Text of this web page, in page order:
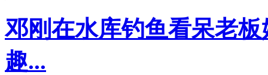
邓刚在水库钓鱼看呆老
趣...